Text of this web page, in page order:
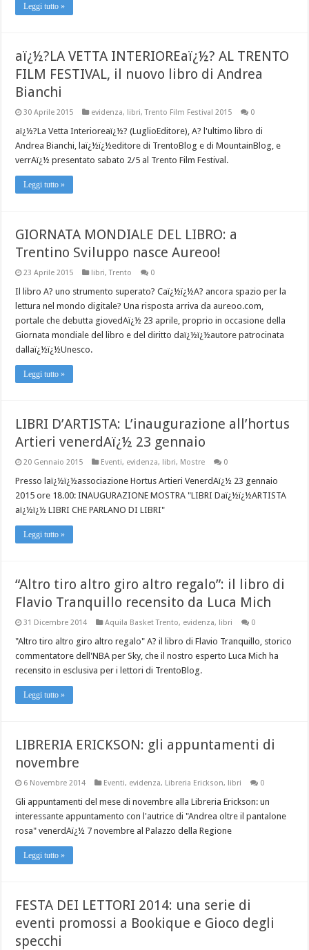
Leggi tutto »
aï¿½?LA VETTA INTERIOREaï¿½? AL TRENTO
FILM FESTIVAL, il nuovo libro di Andrea
Bianchi
30 Aprile 2015 evidenza, libri,Trento Film Festival 2015 0
aï¿½?La Vetta Interioreaï¿½? (LuglioEditore), A? l'ultimo libro di
Andrea Bianchi, laï¿½ï¿½editore di TrentoBlog e di MountainBlog, e
verrAï¿½ presentato sabato 2/5 al Trento Film Festival.
Leggi tutto »
GIORNATA MONDIALE DEL LIBRO: a
Trentino Sviluppo nasce Aureoo!
23 Aprile 2015 libri,Trento 0
Il libro A? uno strumento superato? Caï¿½ï¿½A? ancora spazio per la
lettura nel mondo digitale? Una risposta arriva da aureoo.com,
portale che debutta giovedAï¿½ 23 aprile, proprio in occasione della
Giornata mondiale del libro e del diritto daï¿½ï¿½autore patrocinata
dallaï¿½ï¿½Unesco.
Leggi tutto »
LIBRI D’ARTISTA: L’inaugurazione all’hortus
Artieri venerdAï¿½ 23 gennaio
20 Gennaio 2015 Eventi, evidenza, libri, Mostre 0
Presso laï¿½ï¿½associazione Hortus Artieri VenerdAï¿½ 23 gennaio
2015 ore 18.00: INAUGURAZIONE MOSTRA "LIBRI Daï¿½ï¿½ARTISTA
aï¿½ï¿½ LIBRI CHE PARLANO DI LIBRI"
Leggi tutto »
“Altro tiro altro giro altro regalo”: il libro di
Flavio Tranquillo recensito da Luca Mich
31 Dicembre 2014 Aquila Basket Trento, evidenza, libri 0
"Altro tiro altro giro altro regalo" A? il libro di Flavio Tranquillo, storico
commentatore dell'NBA per Sky, che il nostro esperto Luca Mich ha
recensito in esclusiva per i lettori di TrentoBlog.
Leggi tutto »
LIBRERIA ERICKSON: gli appuntamenti di
novembre
6 Novembre 2014 Eventi, evidenza, Libreria Erickson, libri 0
Gli appuntamenti del mese di novembre alla Libreria Erickson: un
interessante appuntamento con l'autrice di "Andrea oltre il pantalone
rosa" venerdAï¿½ 7 novembre al Palazzo della Regione
Leggi tutto »
FESTA DEI LETTORI 2014: una serie di
eventi promossi a Bookique e Gioco degli
specchi